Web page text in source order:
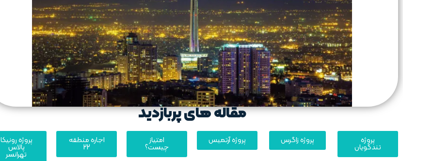
مقاله های پربازدید
پروژه
تندگویان
پروژه زاگرس پروژه آرتمیس امتیاز
چیست؟
اجاره منطقه
22
پروژه رونیکا
پالاس
تهرانسر